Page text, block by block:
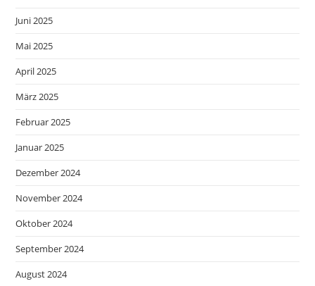
Juni 2025
Mai 2025
April 2025
März 2025
Februar 2025
Januar 2025
Dezember 2024
November 2024
Oktober 2024
September 2024
August 2024